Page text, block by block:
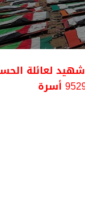
جنازة جماعية في غزة لـ 112 شهيد